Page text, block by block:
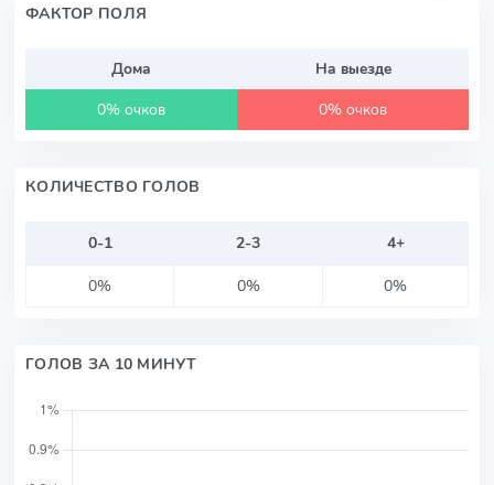
ФАКТОР ПОЛЯ
Дома
На выезде
0% очков
0% очков
КОЛИЧЕСТВО ГОЛОВ
0-1 2-3
4+
0%
0% 0%
ГОЛОВ ЗА 10 МИНУТ